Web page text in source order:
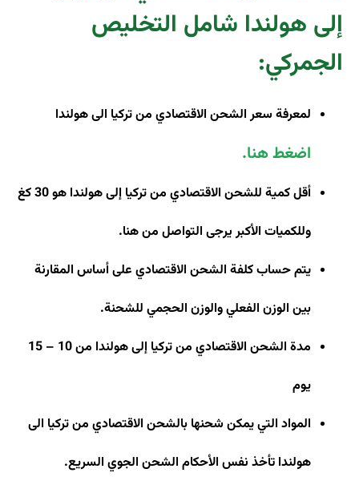
إلى هولندا شامل التخليص
الجمركي:
لمعرفة سعر الشحن الاقتصادي من تركيا الى هولندا
اضغط هنا.
أقل كمية للشحن الاقتصادي من تركيا إلى هولندا هو 30 كغ
وللكميات الأكبر يرجى التواصل من هنا.
يتم حساب كلفة الشحن الاقتصادي على أساس المقارنة
بين الوزن الفعلي والوزن الحجمي للشحنة.
مدة الشحن الاقتصادي من تركيا إلى هولندا من 10 – 15
يوم
المواد التي يمكن شحنها بالشحن الاقتصادي من تركيا الى
هولندا تأخذ نفس الأحكام الشحن الجوي السريع.